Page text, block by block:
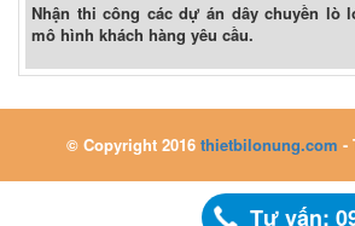
Nhận thi công các dự án dây chuyền lò
mô hình khách hàng yêu cầu.
© Copyright 2016 thietbilonung.com -
0909.674.179 - 0363.036.179Tư vấn: